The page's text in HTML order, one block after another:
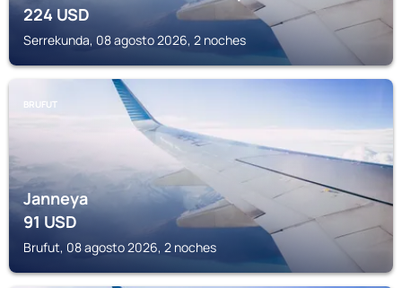
224USD
Serrekunda, 08 agosto 2026, 2 noches
BRUFUT
Janneya
91USD
Brufut, 08 agosto 2026, 2 noches